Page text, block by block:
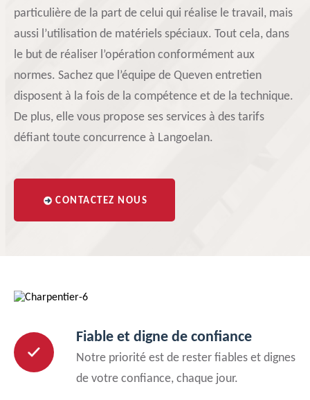
particulière de la part de celui qui réalise le travail, mais
aussi l’utilisation de matériels spéciaux. Tout cela, dans
le but de réaliser l’opération conformément aux
normes. Sachez que l’équipe de Queven entretien
disposent à la fois de la compétence et de la technique.
De plus, elle vous propose ses services à des tarifs
défiant toute concurrence à Langoelan.
CONTACTEZ NOUS
Fiable et digne de confiance
Notre priorité est de rester fiables et dignes
de votre confiance, chaque jour.